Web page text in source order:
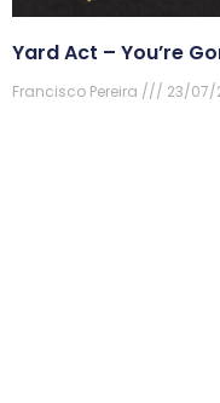
Yard Act – You’re
Francisco Pereira 23/07/